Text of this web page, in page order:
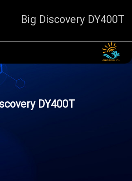
Big Discovery DY400T
DY400T